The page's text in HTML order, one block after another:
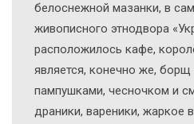
белоснежной мазанки, в
живописного этнодвора
расположилось кафе,
является, конечно же,
пампушками, чесночком и
драники, вареники, жаркое